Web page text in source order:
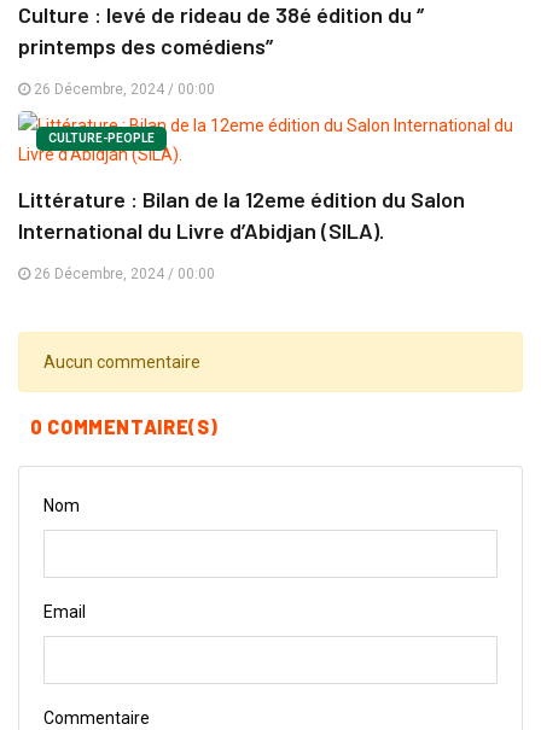
Culture : levé de rideau de 38é édition du ‘’
printemps des comédiens’’
26 Décembre, 2024 / 00:00
CULTURE-PEOPLE
Littérature : Bilan de la 12eme édition du Salon
International du Livre d’Abidjan (SILA).
26 Décembre, 2024 / 00:00
Aucun commentaire
0 COMMENTAIRE(S)
Nom
Email
Commentaire